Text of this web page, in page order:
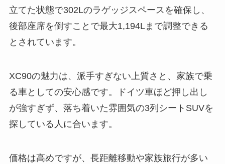
立てた状態で302Lのラゲッジスペースを確保し、
後部座席を倒すことで最大1,194Lまで調整できる
とされています。
XC90の魅力は、派手すぎない上質さと、家族で乗
る車としての安心感です。ドイツ車ほど押し出し
が強すぎず、落ち着いた雰囲気の3列シートSUVを
探している人に合います。
価格は高めですが、長距離移動や家族旅行が多い